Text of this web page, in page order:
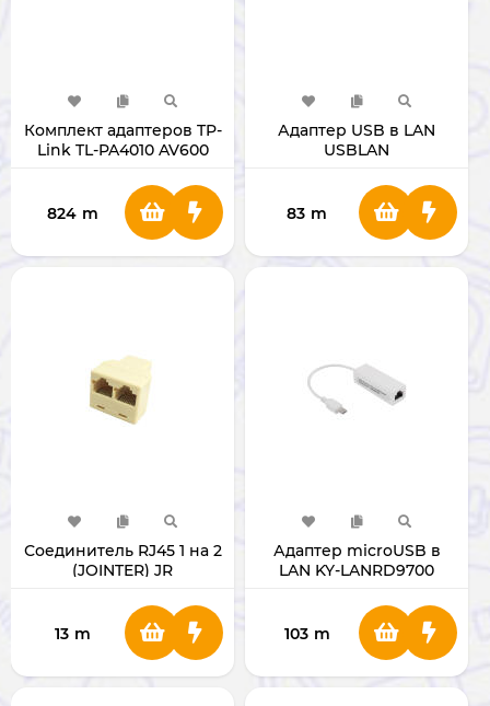
Комплект адаптеров TP-
Link TL-PA4010 AV600
824 m
Адаптер USB в LAN
USBLAN
83 m
Соединитель RJ45 1 на 2
(JOINTER) JR
13 m
Адаптер microUSB в
LAN KY-LANRD9700
103 m